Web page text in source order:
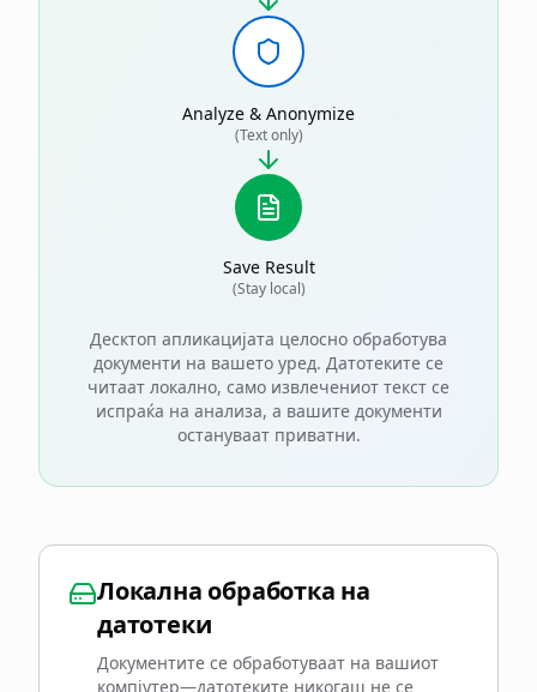
Analyze & Anonymize
(Text only)
Save Result
(Stay local)
Десктоп апликацијата целосно обработува
документи на вашето уред. Датотеките се
читаат локално, само извлечениот текст се
испраќа на анализа, а вашите документи
остануваат приватни.
Локална обработка на
датотеки
Документите се обработуваат на вашиот
компјутер—датотеките никогаш не се